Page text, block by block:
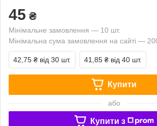
45 ₴
Мінімальне замовлення — 10 шт.
Мінімальна сума замовлення на сайті —
42,75 ₴ від 30 шт. 41,85 ₴ від 40 шт.
Купити
або
Купити з